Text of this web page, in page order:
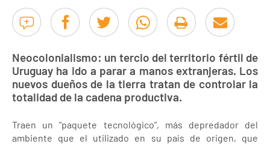
Neocolonialismo: un tercio del territorio fértil de
Uruguay ha ido a parar a manos extranjeras. Los
nuevos dueños de la tierra tratan de controlar la
totalidad de la cadena productiva.
Traen un "paquete tecnológico", más depredador del
ambiente que el utilizado en su país de origen, que